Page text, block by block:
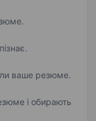
ваше резюме.
і обирають